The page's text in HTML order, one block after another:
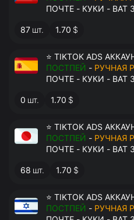
ПОЧТЕ - КУКИ - ВАТ
87 шт. 1.70 $
⭐ TIKTOK ADS
ПОСТПЕЙ - РУЧНАЯ
ПОЧТЕ - КУКИ - ВАТ
0 шт. 1.70 $
⭐ TIKTOK ADS
ПОСТПЕЙ - РУЧНАЯ
ПОЧТЕ - КУКИ - ВАТ
68 шт. 1.70 $
⭐ TIKTOK ADS
ПОСТПЕЙ - РУЧНАЯ